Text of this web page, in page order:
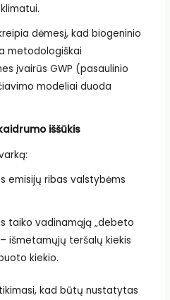
dėmesį, kad biogeninio
metodologiškai
įvairūs GWP (pasaulinio
modeliai duoda
iššūkis
emisijų ribas valstybėms
taiko vadinamąją „debeto
išmetamųjų teršalų kiekis
kiekio.
kad būtų nustatytas